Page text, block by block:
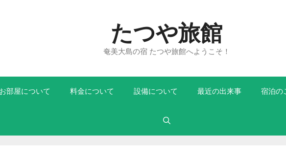
たつや旅館
奄美大島の宿 たつや旅館へようこそ！
お部屋について 料金について 設備について 最近の出来事 宿泊の